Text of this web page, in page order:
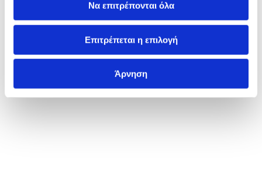
Να επιτρέπονται όλα
Επιτρέπεται η επιλογή
Άρνηση